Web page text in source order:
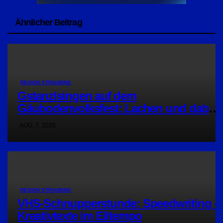
Ähnlicher Beitrag
REGION STRAUBING
Gstanzlsingen auf dem
Gäubodenvolksfest: Lachen und dabei
Gutes tun
REGION STRAUBING
VHS-Schnupperstunde: Speedwriting –
Kreativtexte im Eiltempo